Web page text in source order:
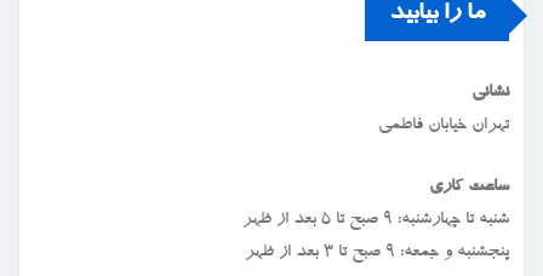
ما را بیابید
نشانی
تهران خیابان فاطمی
ساعت کاری
شنبه تا چهارشنبه: ۹ صبح تا ۵ بعد از ظهر
پنجشنبه و جمعه: ۹ صبح تا ۳ بعد از ظهر